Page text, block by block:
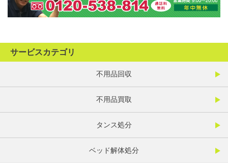
サービスカテゴリ
不用品回収
不用品買取
タンス処分
ベッド解体処分